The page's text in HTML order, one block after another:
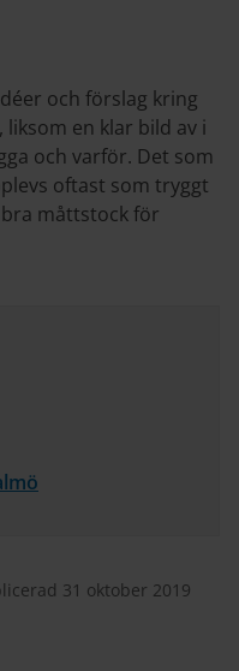
och förslag kring
en klar bild av i
och varför. Det som
oftast som tryggt
måttstock för
31 oktober 2019